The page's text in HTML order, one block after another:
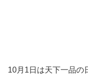
10月1日は天下一品の